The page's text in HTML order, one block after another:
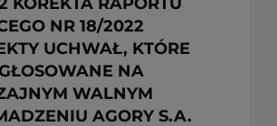
NR 18/2022
UCHWAŁ, KTÓRE
NA
WALNYM
AGORY S.A.